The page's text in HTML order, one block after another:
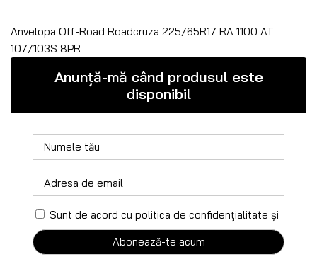
Anvelopa Off-Road Roadcruza 225/65R17 RA 1100 AT
107/103S 8PR
Anunță-mă când produsul este
disponibil
Sunt de acord cu politica de confidențialitate și